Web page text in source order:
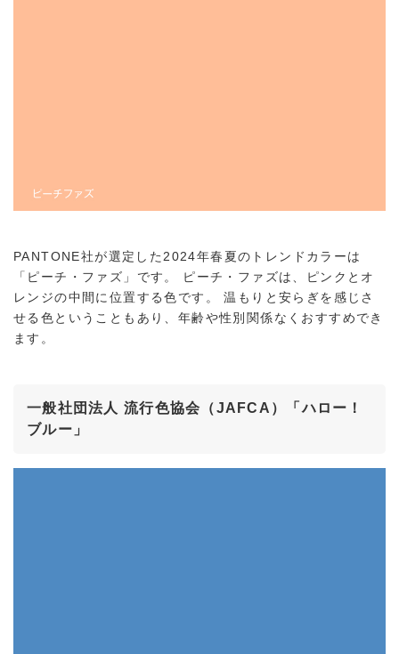
PANTONE社が選定した2024年春夏のトレンドカラーは
「ピーチ・ファズ」です。 ピーチ・ファズは、ピンクとオ
レンジの中間に位置する色です。 温もりと安らぎを感じさ
せる色ということもあり、年齢や性別関係なくおすすめでき
ます。
一般社団法人 流行色協会（JAFCA）「ハロー！
ブルー」